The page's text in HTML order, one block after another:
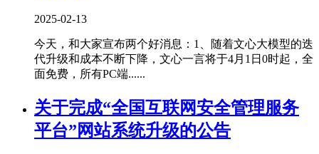
2025-02-13
今天，和大家宣布两个好消息：1、随着文心大模型的迭
代升级和成本不断下降，文心一言将于4月1日0时起，全
面免费，所有PC端......
关于完成“全国互联网安全管理服务
平台”网站系统升级的公告